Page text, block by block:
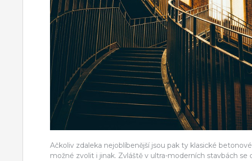
Ačkoliv zdaleka nejoblíbenější jsou pak ty klasické
možné zvolit i jinak. Zvláště v ultra-moderních stavbách